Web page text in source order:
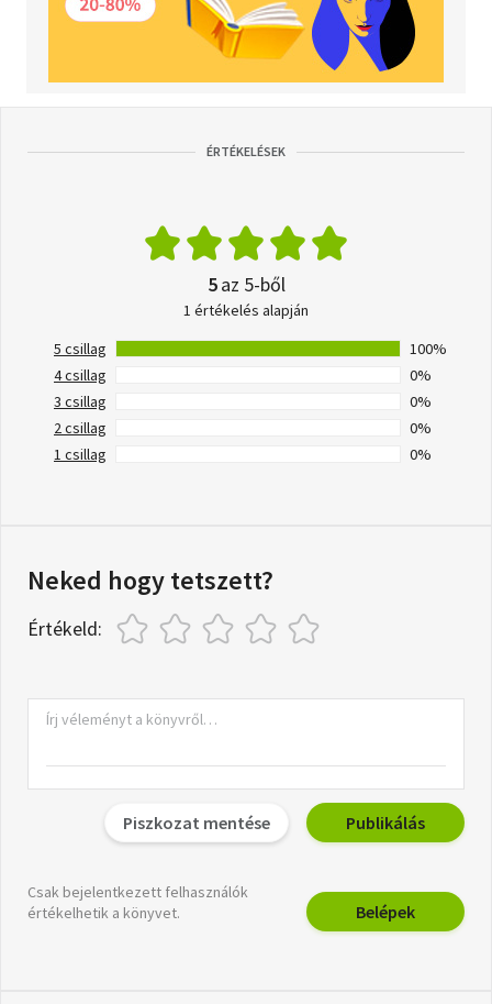
ÉRTÉKELÉSEK
5az 5-ből
1 értékelés alapján
5 csillag
100%
4 csillag
0%
3 csillag
0%
2 csillag
0%
1 csillag
0%
Neked hogy tetszett?
Értékeld:
Piszkozat mentése Publikálás
Csak bejelentkezett felhasználók
értékelhetik a könyvet.
Belépek